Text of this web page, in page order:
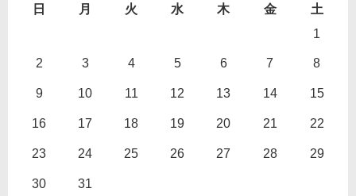
日 月 火 水 木 金
土
1
2 3 4 5 6 7 8
9 10 11 12 13 14 15
16 17 18 19 20 21 22
23 24 25 26 27 28 29
30 31